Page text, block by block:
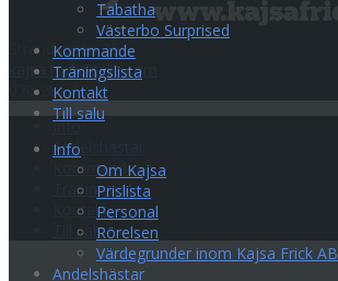
Tabatha
Västerbo Surprised
Kommande
Träningslista
Kontakt
Till salu
Info
Om Kajsa
Prislista
Personal
Rörelsen
Värdegrunder inom Kajsa Frick AB
Andelshästar
Strandvägen 35
kajsa.frick@telia.com
070-285 33 31
Info
Andelshästar
Kommande
Träningslista
Kontakt
Till salu